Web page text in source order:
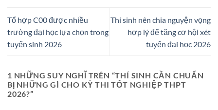
Tổ hợp C00 được nhiều
trường đại học lựa chọn trong
tuyển sinh 2026
Thí sinh nên chia nguyện vọng
hợp lý để tăng cơ hội xét
tuyển đại học 2026
1 NHỮNG SUY NGHĨ TRÊN “THÍ SINH CẦN CHUẨN
BỊ NHỮNG GÌ CHO KỲ THI TỐT NGHIỆP THPT
2026?”